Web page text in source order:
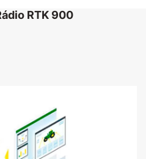
RTK 900